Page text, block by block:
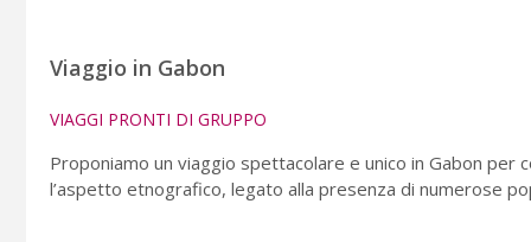
Viaggio in Gabon
VIAGGI PRONTI DI GRUPPO
Proponiamo un viaggio spettacolare e unico in Gabon per
l’aspetto etnografico, legato alla presenza di numerose